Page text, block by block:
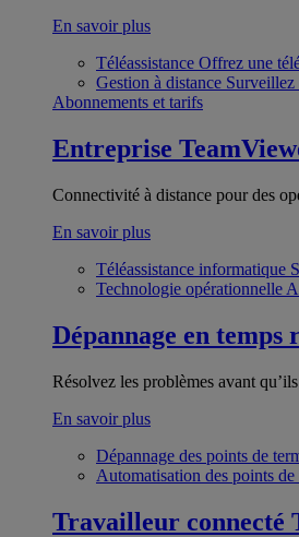
En savoir plus
Téléassistance Offrez une
Gestion à distance Surveillez
Abonnements et tarifs
Entreprise
Connectivité à distance pour des
En savoir plus
Téléassistance informatique
Technologie opérationnelle
Dépannage en temps
Résolvez les problèmes avant
En savoir plus
Dépannage des points de
Automatisation des points de
Travailleur connecté